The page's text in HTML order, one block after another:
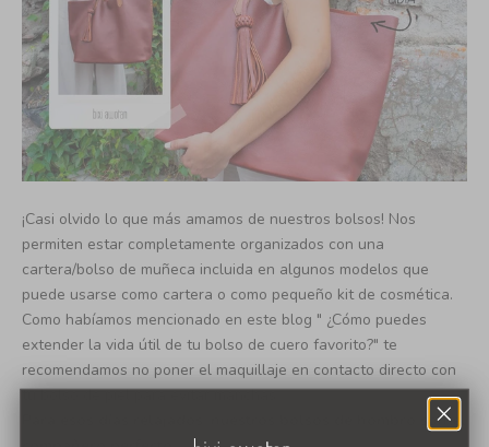
¡Casi olvido lo que más amamos de nuestros bolsos! Nos
permiten estar completamente organizados con una
cartera/bolso de muñeca incluida en algunos modelos que
puede usarse como cartera o como pequeño kit de cosmética.
Como habíamos mencionado en este blog " ¿Cómo puedes
extender la vida útil de tu bolso de cuero favorito?" te
recomendamos no poner el maquillaje en contacto directo con
tu bolso de piel para evitar manchas.
Para esos días relajados, nuestros bolsos de hombro son el